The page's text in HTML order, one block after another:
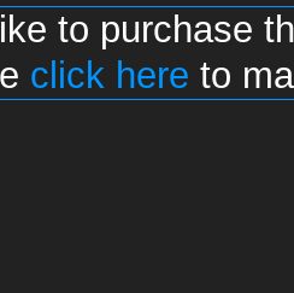
to purchase
click here to